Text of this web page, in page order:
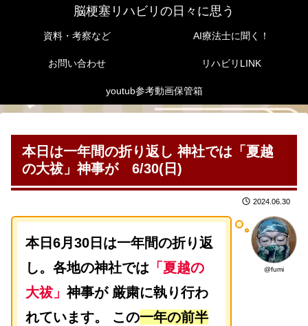
脳梗塞リハビリの日々に思う
資料・考察など AI療法士に聞く！
お問い合わせ リハビリLINK
youtub参考動画保管箱
本日は一年間の折り返し 神社では「夏越
の大祓」神事が 6/30(日)
2024.06.30
@fumi
本日6月30日は一年間の折り返
し。各地の神社では 「夏越の
大祓」神事が 厳粛に執り行わ
れています。 この一年の前半